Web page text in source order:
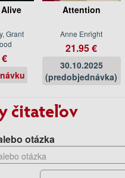
Grant
Attention
Anne Enright
21.95 €
30.10.2025
(predobjednávka)
čitateľov
otázka